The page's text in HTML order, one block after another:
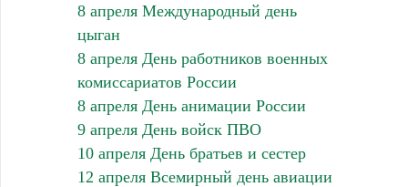
8 апреля Международный день
цыган
8 апреля День работников военных
комиссариатов России
8 апреля День анимации России
9 апреля День войск ПВО
10 апреля День братьев и сестер
12 апреля Всемирный день авиации